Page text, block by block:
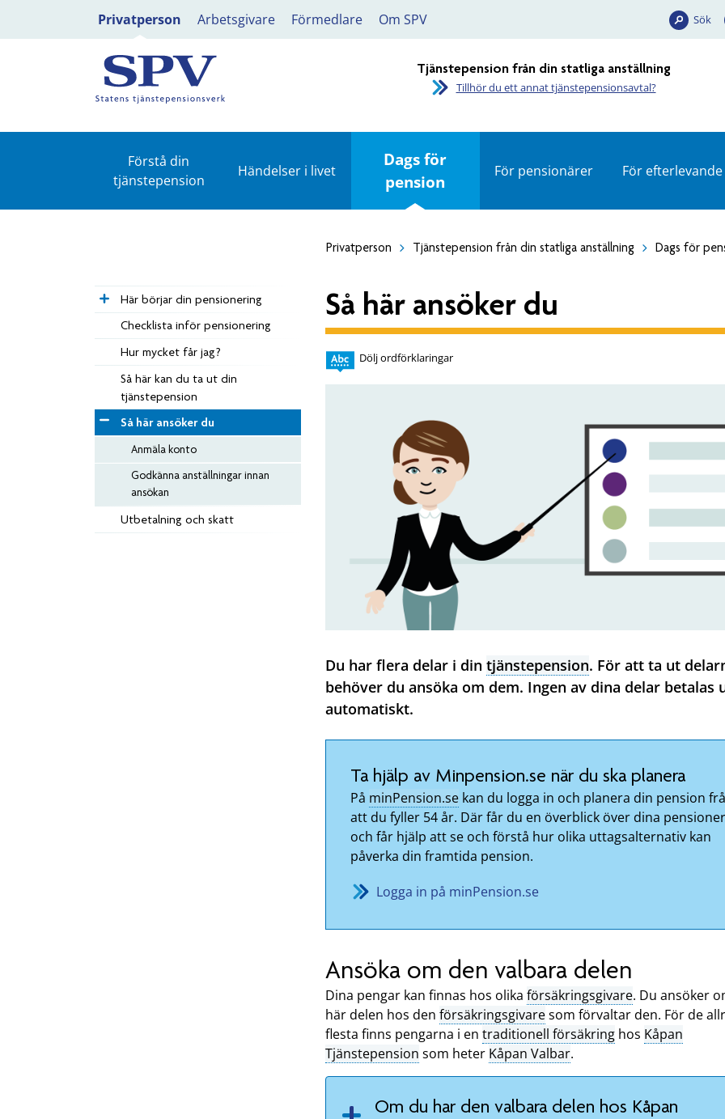
Privatperson Arbetsgivare Förmedlare Om SPV Sök
Tjänstepension från din statliga anställning
Tillhör du ett annat tjänstepensionsavtal?
Förstå din
tjänstepension
Händelser i livet
Dags för
pension
För pensionärer För efterlevande
Privatperson Tjänstepension från din statliga anställning Dags för
Här börjar din pensionering
Checklista inför pensionering
Hur mycket får jag?
Så här kan du ta ut din
tjänstepension
Så här ansöker du
Anmäla konto
Godkänna anställningar innan
ansökan
Utbetalning och skatt
Så här ansöker du
Dölj ordförklaringar
Du har flera delar i din tjänstepension. För att ta ut
behöver du ansöka om dem. Ingen av dina delar betalas
automatiskt.
Ta hjälp av Minpension.se när du ska planera
På minPension.se kan du logga in och planera din pension
att du fyller 54 år. Där får du en överblick över dina pensioner
och får hjälp att se och förstå hur olika uttagsalternativ kan
påverka din framtida pension.
Logga in på minPension.se
Ansöka om den valbara delen
Dina pengar kan finnas hos olika försäkringsgivare. Du ansöker
här delen hos den försäkringsgivaresom förvaltar den. För de
flesta finns pengarna i en traditionell försäkring hos Kåpan
Tjänstepension som heter Kåpan Valbar.
Om du har den valbara delen hos Kåpan